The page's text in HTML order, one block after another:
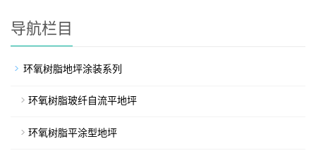
导航栏目
环氧树脂地坪涂装系列
环氧树脂玻纤自流平地坪
环氧树脂平涂型地坪